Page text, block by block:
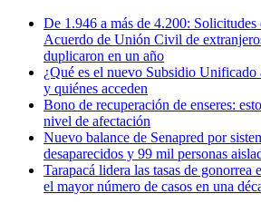
De 1.946 a más de 4.200: Solicitudes
Acuerdo de Unión Civil de
duplicaron en un año
¿Qué es el nuevo Subsidio
y quiénes acceden
Bono de recuperación de enseres:
nivel de afectación
Nuevo balance de Senapred por
desaparecidos y 99 mil personas
Tarapacá lidera las tasas de
el mayor número de casos en una